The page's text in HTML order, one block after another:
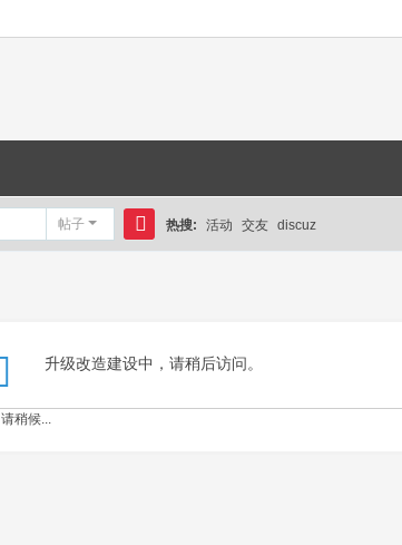
帖子
搜
热搜: 活动 交友 discuz
升级改造建设中，请稍后访问。
请稍候...